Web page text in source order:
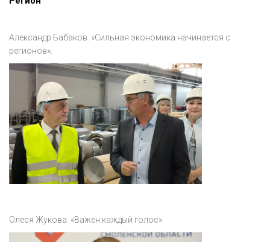
Александр Бабаков: «Сильная экономика начинается с
регионов».
Олеся Жукова: «Важен каждый голос»